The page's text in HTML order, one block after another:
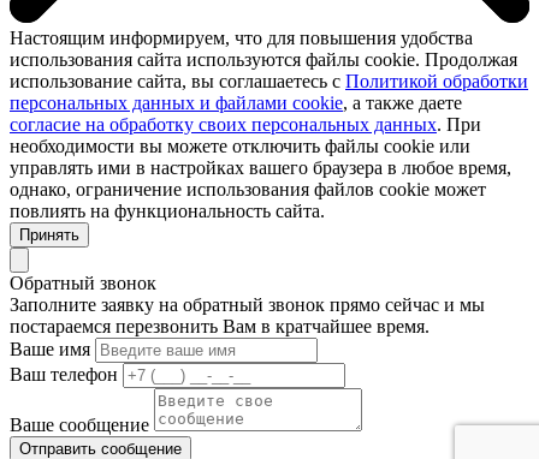
Настоящим информируем, что для повышения удобства
использования сайта используются файлы cookie. Продолжая
использование сайта, вы соглашаетесь с Политикой обработки
персональных данных и файлами cookie, а также даете
согласие на обработку своих персональных данных. При
необходимости вы можете отключить файлы cookie или
управлять ими в настройках вашего браузера в любое время,
однако, ограничение использования файлов cookie может
повлиять на функциональность сайта.
Принять
Обратный звонок
Заполните заявку на обратный звонок прямо сейчас и мы
постараемся перезвонить Вам в кратчайшее время.
Ваше имя
Ваш телефон
Ваше сообщение
Отправить сообщение